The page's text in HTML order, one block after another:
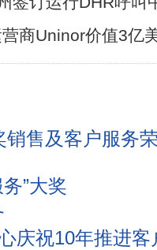
商Uninor价值3亿
销售及客户服务
”大奖
庆祝10年推进客